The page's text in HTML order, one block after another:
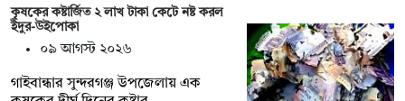
কৃষকের কষ্টার্জিত ২ লাখ টাকা কেটে নষ্ট করল
ইঁদুর-উইপোকা
০৯ আগস্ট ২০২৬
গাইবান্ধার সুন্দরগঞ্জ উপজেলায় এক